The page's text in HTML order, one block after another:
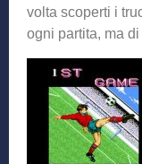
volta scoperti i
ogni partita, ma